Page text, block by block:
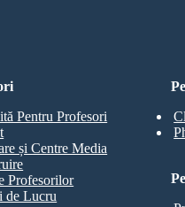
Pentru Profesori
și Centre Media
Profesorilor
de Lucru